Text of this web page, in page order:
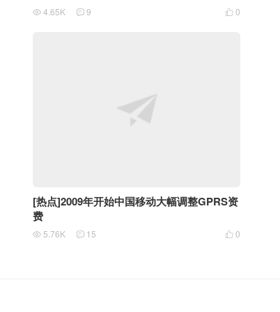
 0
 4.65K  9
[热点]2009年开始中国移动大幅调整GPRS资
费
 0
 5.76K  15